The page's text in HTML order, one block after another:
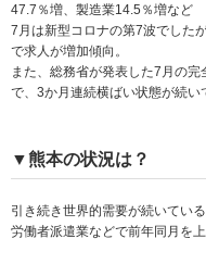
47.7％増、製造業14.5％増など
7月は新型コロナの第7波でした
で求人が増加傾向。
また、総務省が発表した7月の
で、3か月連続横ばい状態が続い
▼熊本の状況は？
引き続き世界的需要が続いてい
労働者派遣業などで前年同月を